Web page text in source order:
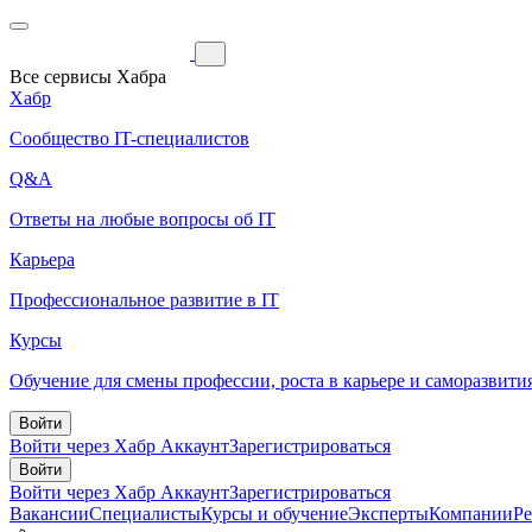
Все сервисы Хабра
Хабр
Сообщество IT-специалистов
Q&A
Ответы на любые вопросы об IT
Карьера
Профессиональное развитие в IT
Курсы
Обучение для смены профессии, роста в карьере и
Войти
Войти через Хабр АккаунтЗарегистрироваться
Войти
Войти через Хабр АккаунтЗарегистрироваться
ВакансииСпециалистыКурсы и обучениеЭкспертыКомпании